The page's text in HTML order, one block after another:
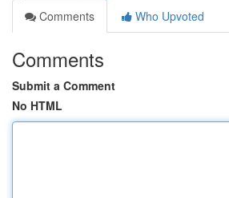
Comments
Who Upvoted
Comments
Submit a Comment
No HTML